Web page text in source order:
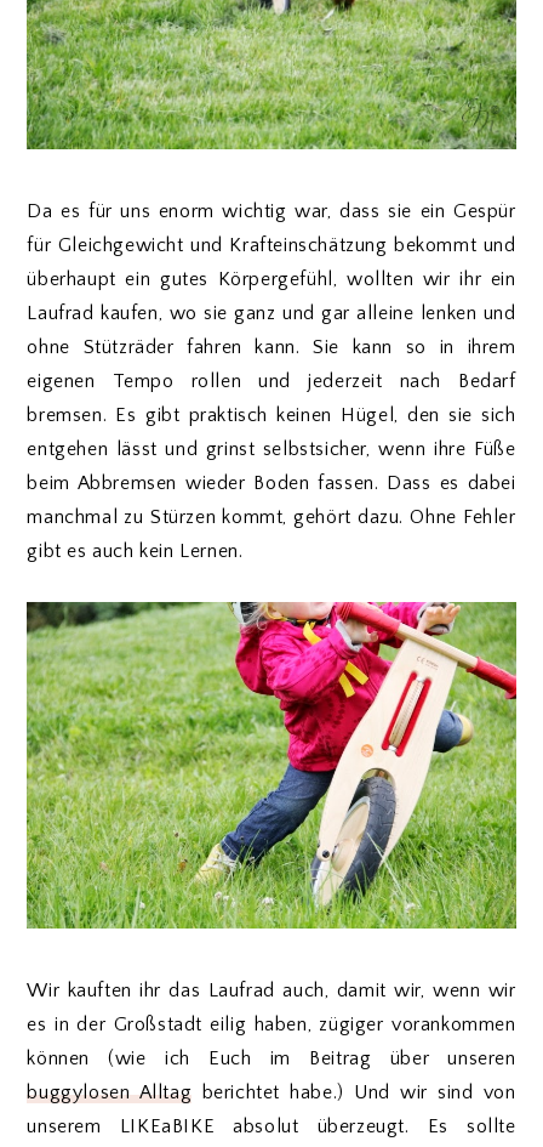
Da es für uns enorm wichtig war, dass sie ein Gespür
für Gleichgewicht und Krafteinschätzung bekommt und
überhaupt ein gutes Körpergefühl, wollten wir ihr ein
Laufrad kaufen, wo sie ganz und gar alleine lenken und
ohne Stützräder fahren kann. Sie kann so in ihrem
eigenen Tempo rollen und jederzeit nach Bedarf
bremsen. Es gibt praktisch keinen Hügel, den sie sich
entgehen lässt und grinst selbstsicher, wenn ihre Füße
beim Abbremsen wieder Boden fassen. Dass es dabei
manchmal zu Stürzen kommt, gehört dazu. Ohne Fehler
gibt es auch kein Lernen.
Wir kauften ihr das Laufrad auch, damit wir, wenn wir
es in der Großstadt eilig haben, zügiger vorankommen
können (wie ich Euch im Beitrag über unseren
buggylosen Alltag berichtet habe.) Und wir sind von
unserem LIKEaBIKE absolut überzeugt. Es sollte